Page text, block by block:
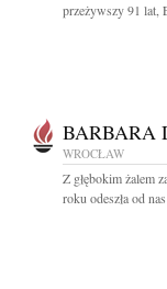
przeżywszy 91 lat,
BARBARA
WROCŁAW
Z głębokim żalem
roku odeszła od